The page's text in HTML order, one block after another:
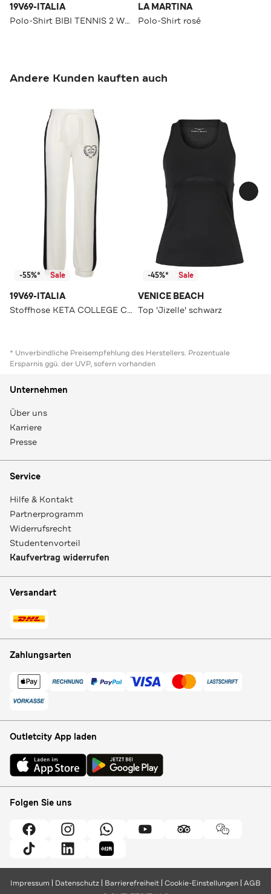
19V69-ITALIA
Polo-Shirt BIBI TENNIS 2 White
LA MARTINA
Polo-Shirt rosé
Andere Kunden kauften auch
-55%* Sale
19V69-ITALIA
Stoffhose KETA COLLEGE Cream Straight
-45%* Sale
VENICE BEACH
Top 'Jizelle' schwarz
* Unverbindliche Preisempfehlung des Herstellers. Prozentuale
Ersparnis ggü. der UVP, sofern vorhanden
Unternehmen
Über uns
Karriere
Presse
Service
Hilfe & Kontakt
Partnerprogramm
Widerrufsrecht
Studentenvorteil
Kaufvertrag widerrufen
Versandart
Zahlungsarten
Outletcity App laden
Folgen Sie uns
Impressum Datenschutz Barrierefreiheit Cookie-Einstellungen AGB